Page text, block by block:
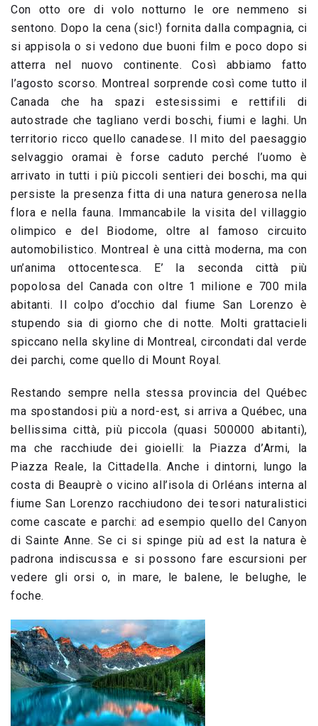
Con otto ore di volo notturno le ore nemmeno si
sentono. Dopo la cena (sic!) fornita dalla compagnia, ci
si appisola o si vedono due buoni film e poco dopo si
atterra nel nuovo continente. Così abbiamo fatto
l’agosto scorso. Montreal sorprende così come tutto il
Canada che ha spazi estesissimi e rettifili di
autostrade che tagliano verdi boschi, fiumi e laghi. Un
territorio ricco quello canadese. Il mito del paesaggio
selvaggio oramai è forse caduto perché l’uomo è
arrivato in tutti i più piccoli sentieri dei boschi, ma qui
persiste la presenza fitta di una natura generosa nella
flora e nella fauna. Immancabile la visita del villaggio
olimpico e del Biodome, oltre al famoso circuito
automobilistico. Montreal è una città moderna, ma con
un’anima ottocentesca. E’ la seconda città più
popolosa del Canada con oltre 1 milione e 700 mila
abitanti. Il colpo d’occhio dal fiume San Lorenzo è
stupendo sia di giorno che di notte. Molti grattacieli
spiccano nella skyline di Montreal, circondati dal verde
dei parchi, come quello di Mount Royal.
Restando sempre nella stessa provincia del Québec
ma spostandosi più a nord-est, si arriva a Québec, una
bellissima città, più piccola (quasi 500000 abitanti),
ma che racchiude dei gioielli: la Piazza d’Armi, la
Piazza Reale, la Cittadella. Anche i dintorni, lungo la
costa di Beauprè o vicino all’isola di Orléans interna al
fiume San Lorenzo racchiudono dei tesori naturalistici
come cascate e parchi: ad esempio quello del Canyon
di Sainte Anne. Se ci si spinge più ad est la natura è
padrona indiscussa e si possono fare escursioni per
vedere gli orsi o, in mare, le balene, le belughe, le
foche.